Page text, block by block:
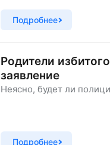
Подробнее
Родители
заявление
Неясно, будет ли
Подробнее